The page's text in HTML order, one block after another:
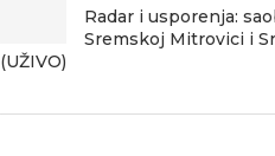
Radar i usporenja:
Sremskoj Mitrovici i
(UŽIVO)